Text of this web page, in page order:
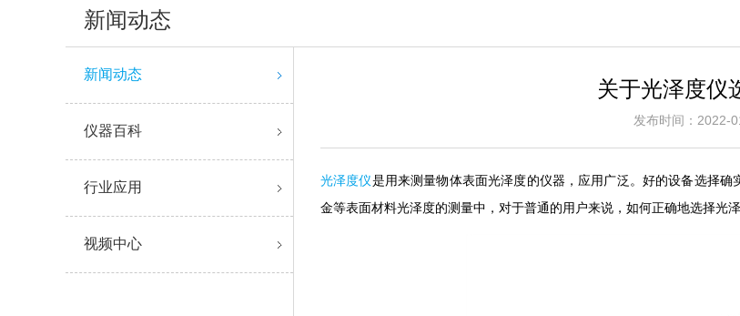
新闻动态
新闻动态
仪器百科
行业应用
视频中心
关于光泽度仪
发布时间：
光泽度仪是用来测量物体表面光泽度的仪器，应用广泛。好的设备选择
金等表面材料光泽度的测量中，对于普通的用户来说，如何正确地选择光